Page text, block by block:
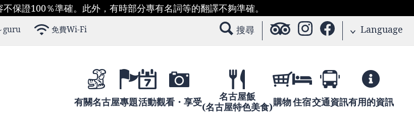
保證100％準確。此外，有時部分專有名詞等的翻譯不夠準確。
guru 免費Wi-Fi 搜尋 Language
有關名古屋專題活動觀看・享受
名古屋飯
(名古屋特色美食)購物住宿交通資訊有用的資訊